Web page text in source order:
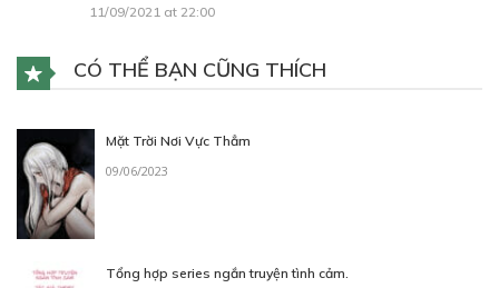
11/09/2021 at 22:00
CÓ THỂ BẠN CŨNG THÍCH
Mặt Trời Nơi Vực Thẳm
09/06/2023
Tổng hợp series ngắn truyện tình cảm.